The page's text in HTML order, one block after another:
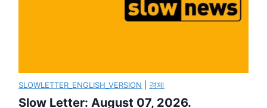
SLOWLETTER_ENGLISH_VERSION 경제
Slow Letter: August 07, 2026.